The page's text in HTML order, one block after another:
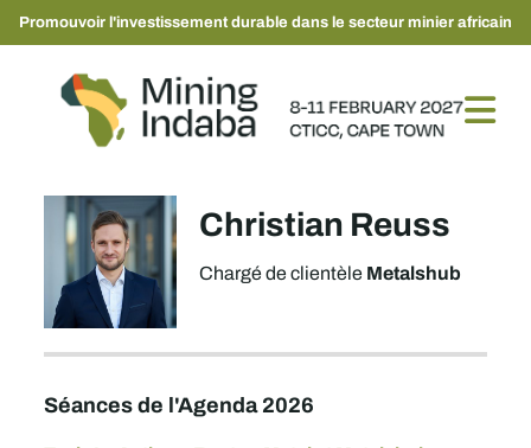
Promouvoir l'investissement durable dans le secteur minier africain
Christian Reuss
Chargé de clientèleMetalshub
Séances de l'Agenda 2026